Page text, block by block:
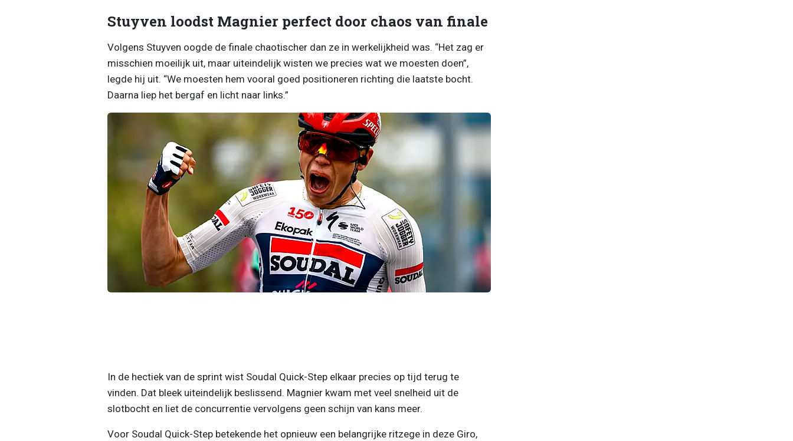
Stuyven loodst Magnier perfect door chaos van finale
Volgens Stuyven oogde de finale chaotischer dan ze in werkelijkheid was. “Het zag er
misschien moeilijk uit, maar uiteindelijk wisten we precies wat we moesten doen”,
legde hij uit. “We moesten hem vooral goed positioneren richting die laatste bocht.
Daarna liep het bergaf en licht naar links.”
In de hectiek van de sprint wist Soudal Quick-Step elkaar precies op tijd terug te
vinden. Dat bleek uiteindelijk beslissend. Magnier kwam met veel snelheid uit de
slotbocht en liet de concurrentie vervolgens geen schijn van kans meer.
Voor Soudal Quick-Step betekende het opnieuw een belangrijke ritzege in deze Giro,